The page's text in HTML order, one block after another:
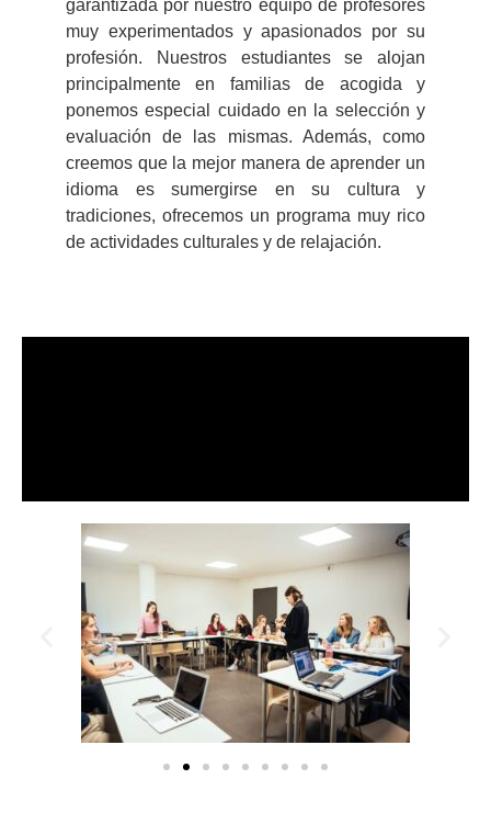
garantizada por nuestro equipo de profesores
muy experimentados y apasionados por su
profesión. Nuestros estudiantes se alojan
principalmente en familias de acogida y
ponemos especial cuidado en la selección y
evaluación de las mismas. Además, como
creemos que la mejor manera de aprender un
idioma es sumergirse en su cultura y
tradiciones, ofrecemos un programa muy rico
de actividades culturales y de relajación.